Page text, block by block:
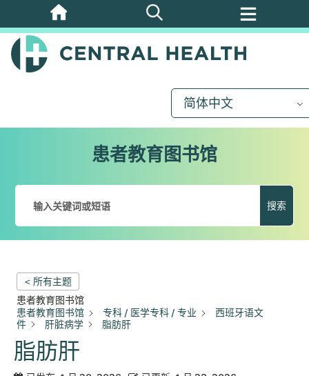
跳
至
主
简体中文
患者教育图书馆
搜索
< 所有主题
患者教育图书馆
患者教育图书馆
专科 / 医学专科 / 专业
西班牙语文
件
肝脏病学 脂肪肝
脂肪肝